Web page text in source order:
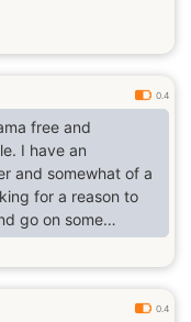
0.4
free and
I have an
and somewhat of a
for a reason to
go on some
I love to
hanging out with
0.4